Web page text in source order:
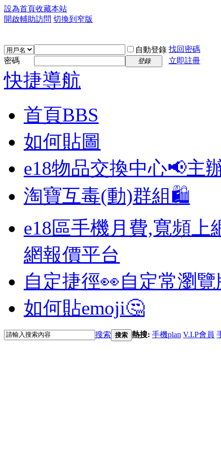
設為首頁收藏本站
開啟輔助訪問 切換到窄版
自動登錄 找回密碼
密碼
登錄 立即註冊
快捷導航
首頁BBS
如何貼圖
e18物品交換中心📢主
淘寶互毒(動)群組🛍️
e18區手機月費,寬頻上
網報價平台
自定捷徑👀自定常瀏
如何貼emoji🤔
搜索 搜索 熱搜: 手機plan V.I.P會員